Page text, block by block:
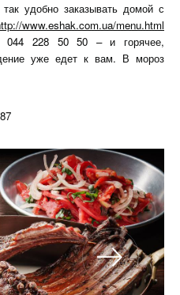
удобно заказывать домой с
www.eshak.com.ua/menu.html
044 228 50 50 – и горячее,
уже едет к вам. В мороз